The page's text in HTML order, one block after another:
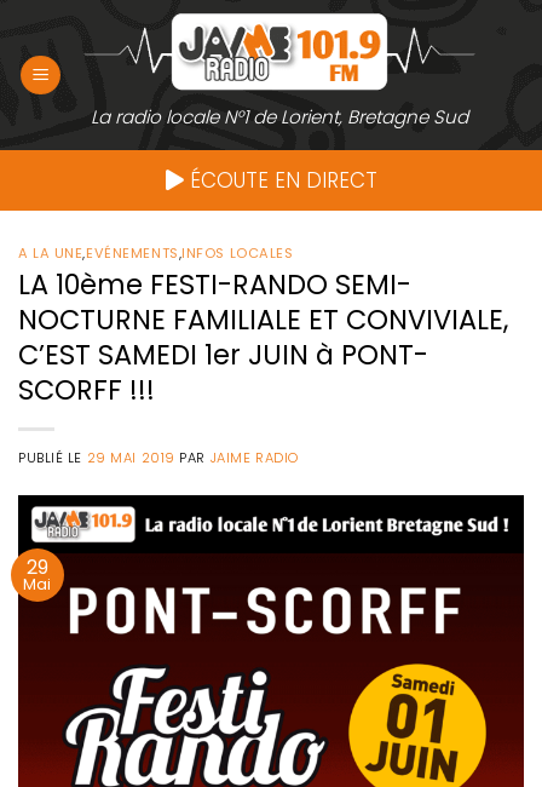
contenu
La radio locale N°1 de Lorient, Bretagne Sud
ÉCOUTE EN DIRECT
A LA UNE,EVÉNEMENTS,INFOS LOCALES
LA 10ème FESTI-RANDO SEMI-
NOCTURNE FAMILIALE ET CONVIVIALE,
C’EST SAMEDI 1er JUIN à PONT-
SCORFF !!!
PUBLIÉ LE 29 MAI 2019 PAR JAIME RADIO
29
Mai